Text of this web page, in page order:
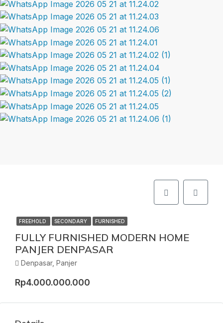
FREEHOLD SECONDARY FURNISHED
FULLY FURNISHED MODERN HOME
PANJER DENPASAR
Denpasar, Panjer
Rp4.000.000.000